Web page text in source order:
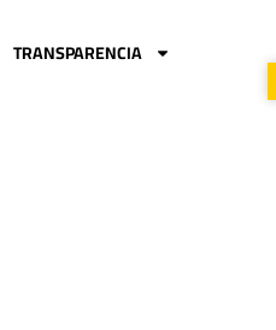
TRANSPARENCIA